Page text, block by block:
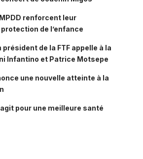
renforcent leur
de l’enfance
président de la FTF appelle à la
Infantino et Patrice Motsepe
une nouvelle atteinte à la
agit pour une meilleure santé